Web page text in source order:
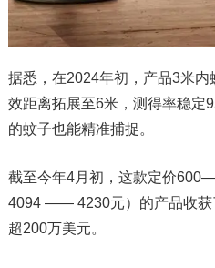
据悉，在2024年初，产品3米
效距离拓展至6米，测得率稳定
的蚊子也能精准捕捉。
截至今年4月初，这款定价
4094 —— 4230元）的产品收获
超200万美元。